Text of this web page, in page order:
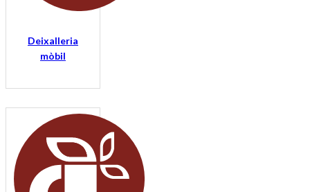
Deixalleria
mòbil